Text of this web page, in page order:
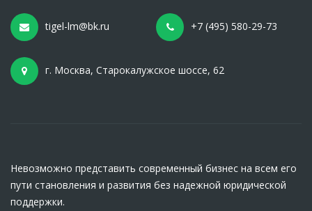
tigel-lm@bk.ru +7 (495) 580-29-73
г. Москва, Старокалужское шоссе, 62
Невозможно представить современный бизнес на всем его
пути становления и развития без надежной юридической
поддержки.